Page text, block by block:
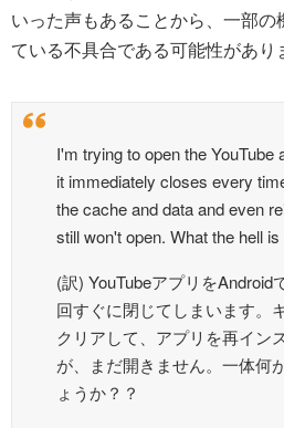
いった声もあることから、一部
ている不具合である可能性があり
I'm trying to open the YouTube
it immediately closes every
the cache and data and even
still won't open. What the hell
(訳) YouTubeアプリをAndroid
回すぐに閉じてしまいます。
クリアして、アプリを再イン
が、まだ開きません。一体何
ょうか？？